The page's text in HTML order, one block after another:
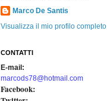
Marco De Santis
Visualizza il mio profilo completo
CONTATTI
E-mail:
marcods78@hotmail.com
Facebook: